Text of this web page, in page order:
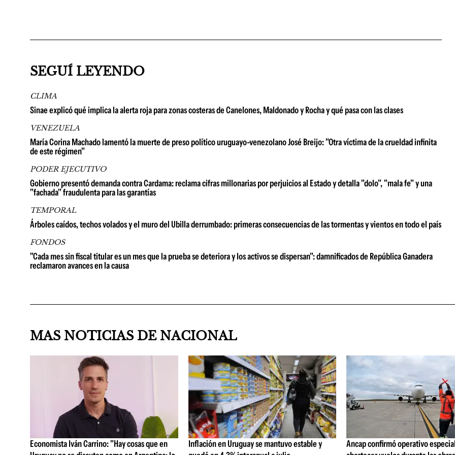
SEGUÍ LEYENDO
CLIMA
Sinae explicó qué implica la alerta roja para zonas costeras de Canelones, Maldonado y Rocha y qué pasa con las clases
VENEZUELA
María Corina Machado lamentó la muerte de preso político uruguayo-venezolano José Breijo: "Otra víctima de la crueldad infinita
de este régimen"
PODER EJECUTIVO
Gobierno presentó demanda contra Cardama: reclama cifras millonarias por perjuicios al Estado y detalla "dolo", "mala fe" y una
"fachada" fraudulenta para las garantías
TEMPORAL
Árboles caídos, techos volados y el muro del Ubilla derrumbado: primeras consecuencias de las tormentas y vientos en todo el país
FONDOS
"Cada mes sin fiscal titular es un mes que la prueba se deteriora y los activos se dispersan": damnificados de República Ganadera
reclamaron avances en la causa
MAS NOTICIAS DE NACIONAL
Economista Iván Carrino: "Hay cosas que en
Inflación en Uruguay se mantuvo estable y
Ancap confirmó operativo